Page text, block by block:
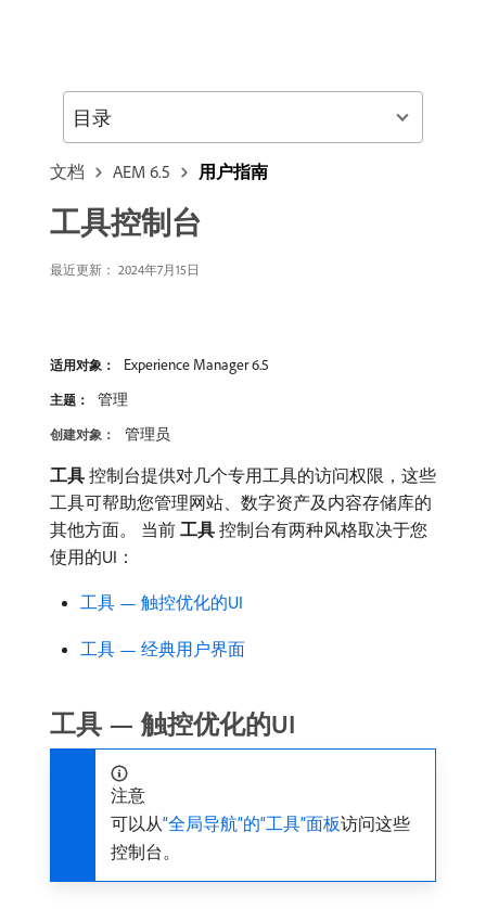
文档 AEM 6.5 用户指南
工具控制台
最近更新： 2024年7月15日
适用对象： Experience Manager 6.5
主题： 管理
创建对象： 管理员
工具 ​控制台提供对几个专用工具的访问权限，这些
工具可帮助您管理网站、数字资产及内容存储库的
其他方面。 当前​ 工具 ​控制台有两种风格取决于您
使用的UI：
工具 — 触控优化的UI
工具 — 经典用户界面
工具 — 触控优化的UI
注意
可以从“全局导航”的“工具”面板访问这些
控制台。
目录